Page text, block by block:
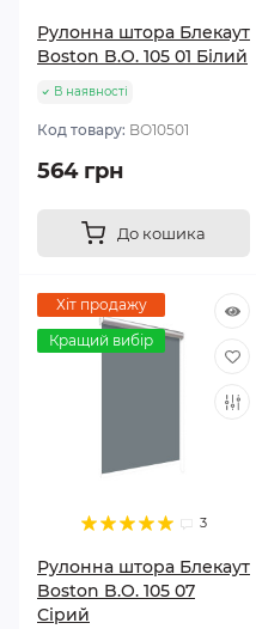
Рулонна штора Блекаут
Boston B.O. 105 01 Білий
В наявності
Код товару: BО10501
564 грн
До кошика
Хіт продажу
Кращий вибір
3
Рулонна штора Блекаут
Boston B.O. 105 07
Сірий